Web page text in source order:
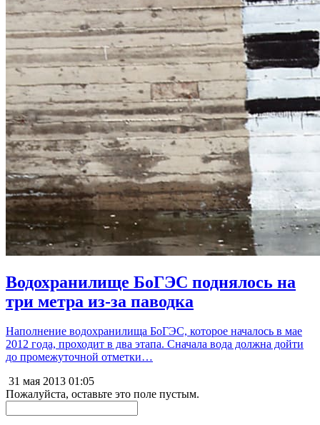
Водохранилище БоГЭС поднялось на
три метра из-за паводка
Наполнение водохранилища БоГЭС, которое началось в мае
2012 года, проходит в два этапа. Сначала вода должна дойти
до промежуточной отметки…
31 мая 2013 01:05
Пожалуйста, оставьте это поле пустым.